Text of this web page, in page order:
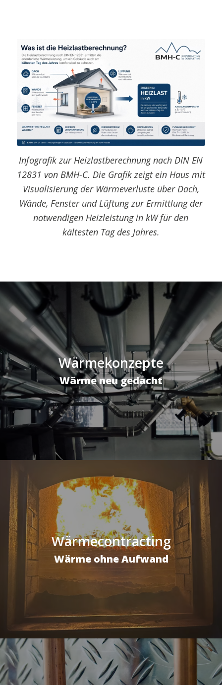
Infografik zur Heizlastberechnung nach DIN EN
12831 von BMH-C. Die Grafik zeigt ein Haus mit
Visualisierung der Wärmeverluste über Dach,
Wände, Fenster und Lüftung zur Ermittlung der
notwendigen Heizleistung in kW für den
kältesten Tag des Jahres.
Wärmekonzepte
Wärme neu gedacht
Wärmecontracting
Wärme ohne Aufwand